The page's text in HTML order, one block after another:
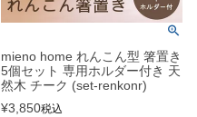
mieno home れんこん型 箸置き
5個セット 専用ホルダー付き 天
然木 チーク (set-renkonr)
¥3,850税込